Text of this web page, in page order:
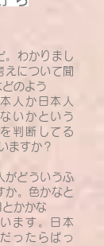
。わかりまし
えについて聞
のよう
人か日本人
ないかという
判断してる
ますか？
がどういうふ
か。色かなと
かかな
ます。日本
ったらぱっ